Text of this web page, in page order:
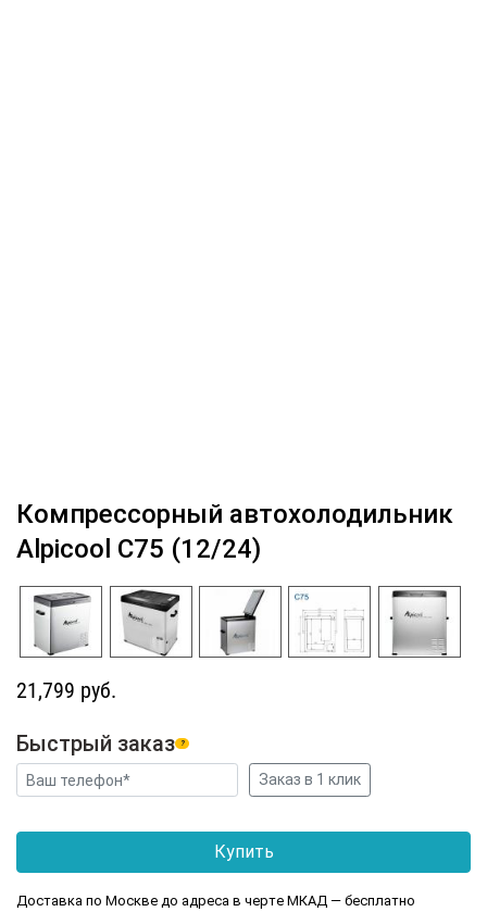
Компрессорный автохолодильник
Alpicool C75 (12/24)
21,799 руб.
Быстрый заказ ?
Доставка по Москве до адреса в черте МКАД — бесплатно